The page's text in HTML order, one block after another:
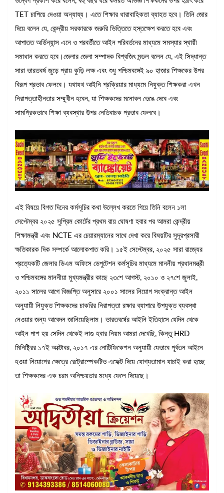
TET চাপিয়ে দেওয়া অন্যায্য। এতে শিক্ষার ধারাবাহিকতা ব্যাহত হবে। তিনি জোর
দিয়ে বলেন যে, কেন্দ্রীয় সরকারকে জরুরি ভিত্তিতে হস্তক্ষেপ করতে হবে এবং
আপাতত অর্ডিন্যান্স এনে ও পরবর্তীতে আইন পরিবর্তনের মাধ্যমে সমস্যার স্থায়ী
সমাধান করতে হবে।জেলার জেলা সম্পাদক বিশ্বজিৎ মন্ডল বলেন যে, এই সিদ্ধান্ত
সারা ভারতবর্ষ জুড়ে প্রায় কুড়ি লক্ষ এবং শুধু পশ্চিমবঙ্গেই ৯০ হাজার শিক্ষকের উপর
বিরূপ প্রভাব ফেলবে। যথাযথ আইনি প্রক্রিয়ার মাধ্যমে নিযুক্ত শিক্ষকরা এখন
নিরাপত্তাহীনতার সম্মুখীন হবেন, যা শিক্ষকদের মনোবল ভেঙে দেবে এবং
সামগ্রিকভাবে শিক্ষা ব্যবস্থার উপর নেতিবাচক প্রভাব ফেলবে।
এই বিষয়ে বিগত দিনের কর্মসূচির কথা উল্লেখ করতে গিয়ে তিনি বলেন ১লা
সেপ্টেম্বর ২০২৫ সুপ্রিম কোর্টের প্রথম রায় ঘোষণা হবার পর আমরা কেন্দ্রীয়
শিক্ষামন্ত্রী এবং NCTE এর চেয়ারম্যানের সাথে দেখা করে বিষয়টির সুদূরপ্রসারী
ক্ষতিকারক দিক সম্পর্কে আলোকপাত করি। ১৫ই সেপ্টেম্বর, ২০২৫ সারা রাজ্যের
প্রত্যেকটি জেলার ডিএম অফিসে ডেপুটেশন কর্মসূচির মাধ্যমে মাননীয় প্রধানমন্ত্রী
ও পশ্চিমবঙ্গের মাননীয়া মুখ্যমন্ত্রীর কাছে ২৩শে আগস্ট, ২০১০ ও ২৭শে জুলাই,
২০১১ সালের আগে বিজ্ঞপ্তি অনুসারে ২০০১ সালের নিয়োগ সংক্রান্ত আইন
অনুযায়ী নিযুক্ত শিক্ষকদের চাকরির নিরাপত্তা রক্ষার ব্যাপারে উপযুক্ত ব্যবস্থা
নেওয়ার জন্য আবেদন জানিয়েছিলাম। ভারতবর্ষের আইনি ইতিহাসে যেদিন থেকে
আইন পাশ হয় সেদিন থেকেই লাগু হবার নিয়ম আমরা দেখেছি, কিন্তু HRD
মিনিষ্ট্রির ১৭ই অক্টোবর, ২০১৭ এর নোটিফিকেশন অনুযায়ী যেভাবে পূর্বতন আইনে
হওয়া নিয়োগের ক্ষেত্রে রেট্রোস্পেকটিভ এফেক্ট দিয়ে যোগ্যতামান যাচাই করা হচ্ছে
তা শিক্ষকদের এক চরম অনিশ্চয়তার মধ্যে ফেলে দিয়েছে।